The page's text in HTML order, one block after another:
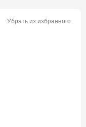
Убрать из избранного